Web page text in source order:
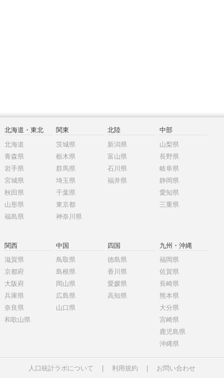
北海道・東北
北海道
青森県
岩手県
宮城県
秋田県
山形県
福島県
関東
茨城県
栃木県
群馬県
埼玉県
千葉県
東京都
神奈川県
北陸
新潟県
富山県
石川県
福井県
中部
山梨県
長野県
岐阜県
静岡県
愛知県
三重県
関西
滋賀県
京都府
大阪府
兵庫県
奈良県
和歌山県
中国
鳥取県
島根県
岡山県
広島県
山口県
四国
徳島県
香川県
愛媛県
高知県
九州・沖縄
福岡県
佐賀県
長崎県
熊本県
大分県
宮崎県
鹿児島県
沖縄県
人口統計ラボについて 利用規約 お問い合わせ